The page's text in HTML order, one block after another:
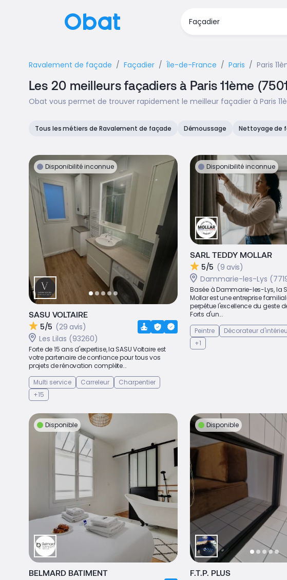
Ravalement de façade Façadier Île-de-France Paris Paris
Les 20 meilleurs façadiers à Paris 11ème
Obat vous permet de trouver rapidement le meilleur façadier à Paris
Tous les métiers de Ravalement de façade Démoussage Nettoyage de
Disponibilité inconnue
SASU VOLTAIRE
5/5 (29 avis)
Les Lilas (93260)
Forte de 15 ans d'expertise, la SASU Voltaire est
votre partenaire de confiance pour tous vos
projets de rénovation complète...
Multi service
Carreleur
Charpentier
+15
Disponibilité inconnue
SARL TEDDY MOLLAR
5/5 (9 avis)
Dammarie-les-Lys
Basée à Dammarie-les-Lys, la
Mollar est une entreprise
perpétue l'excellence du geste
Forts d'un...
Peintre
Décorateur
+1
Disponible
BELMARD BATIMENT
Disponible
F.T.P. PLUS